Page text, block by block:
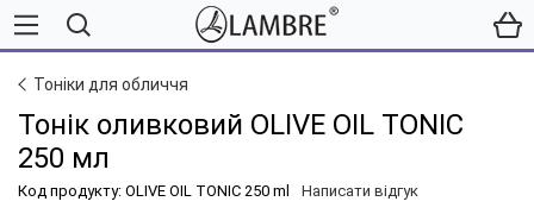
Тоніки для обличчя
Тонік оливковий OLIVE OIL TONIC
250 мл
Код продукту: OLIVE OIL TONIC 250 ml Написати відгук